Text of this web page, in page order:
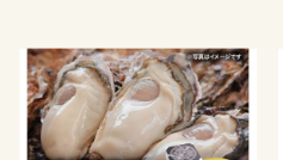
ーベキュー カンカン焼き お
おたけカキ 特大サイズ 広島
大竹市 玖波 宮島 [2623]